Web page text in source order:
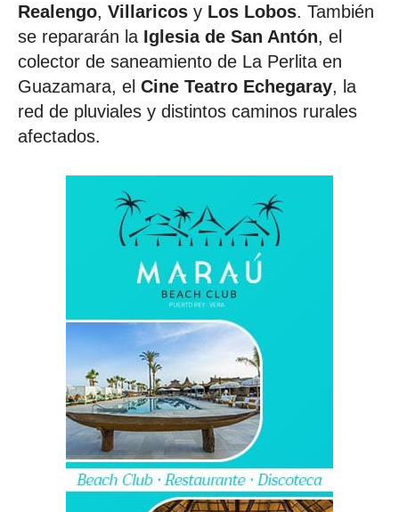
Realengo, Villaricos y Los Lobos. También
se repararán la Iglesia de San Antón, el
colector de saneamiento de La Perlita en
Guazamara, el Cine Teatro Echegaray, la
red de pluviales y distintos caminos rurales
afectados.